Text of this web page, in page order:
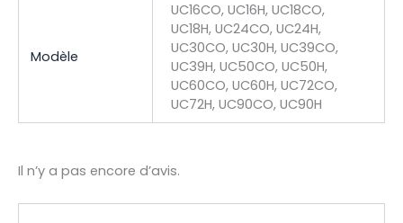
Modèle
UC16CO, UC16H, UC18CO,
UC18H, UC24CO, UC24H,
UC30CO, UC30H, UC39CO,
UC39H, UC50CO, UC50H,
UC60CO, UC60H, UC72CO,
UC72H, UC90CO, UC90H
Il n’y a pas encore d’avis.